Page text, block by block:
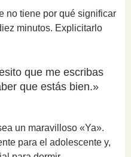
no tiene por qué significar
minutos. Explicitarlo
que me escribas
que estás bien.»
un maravilloso «Ya».
para el adolescente y,